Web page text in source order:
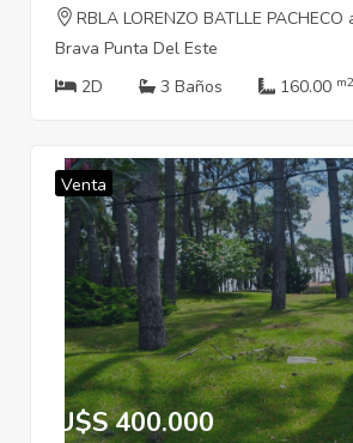
RBLA LORENZO BATLLE
Brava Punta Del Este
2D
3 Baños 160.00 m2
Venta
U$S 400.000